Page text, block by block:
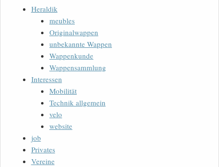
Heraldik
meubles
Originalwappen
unbekannte Wappen
Wappenkunde
Wappensammlung
Interessen
Mobilität
Technik allgemein
velo
website
job
Privates
Vereine